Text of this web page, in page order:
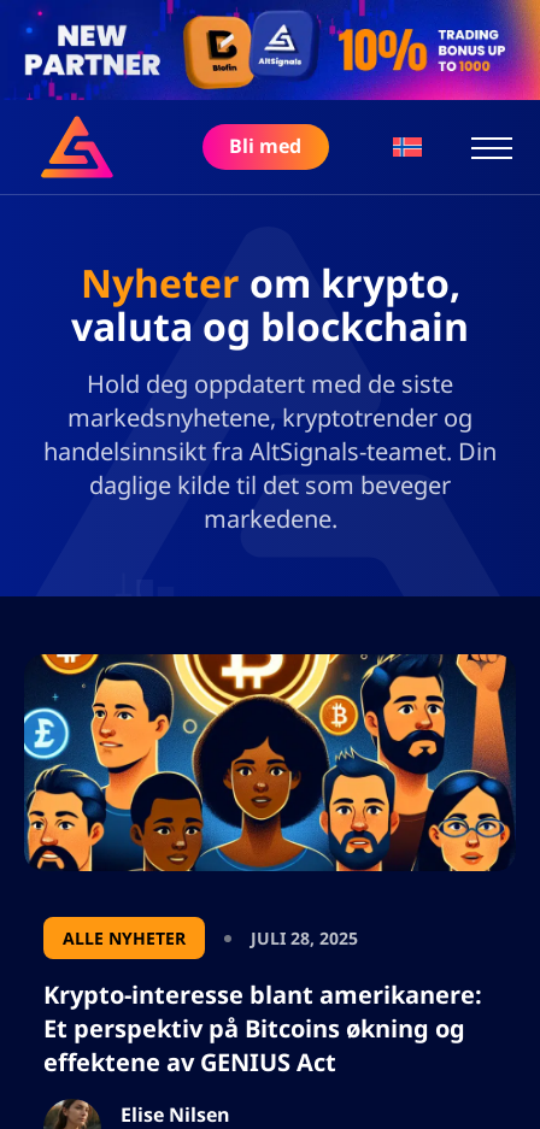
Bli med
Nyheter om krypto,
valuta og blockchain
Hold deg oppdatert med de siste
markedsnyhetene, kryptotrender og
handelsinnsikt fra AltSignals-teamet. Din
daglige kilde til det som beveger
markedene.
ALLE NYHETER JULI 28, 2025
Krypto-interesse blant amerikanere:
Et perspektiv på Bitcoins økning og
effektene av GENIUS Act
Elise Nilsen